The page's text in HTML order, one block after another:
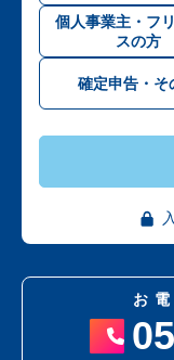
個人事業主・フ
スの方
確定申告・そ
お